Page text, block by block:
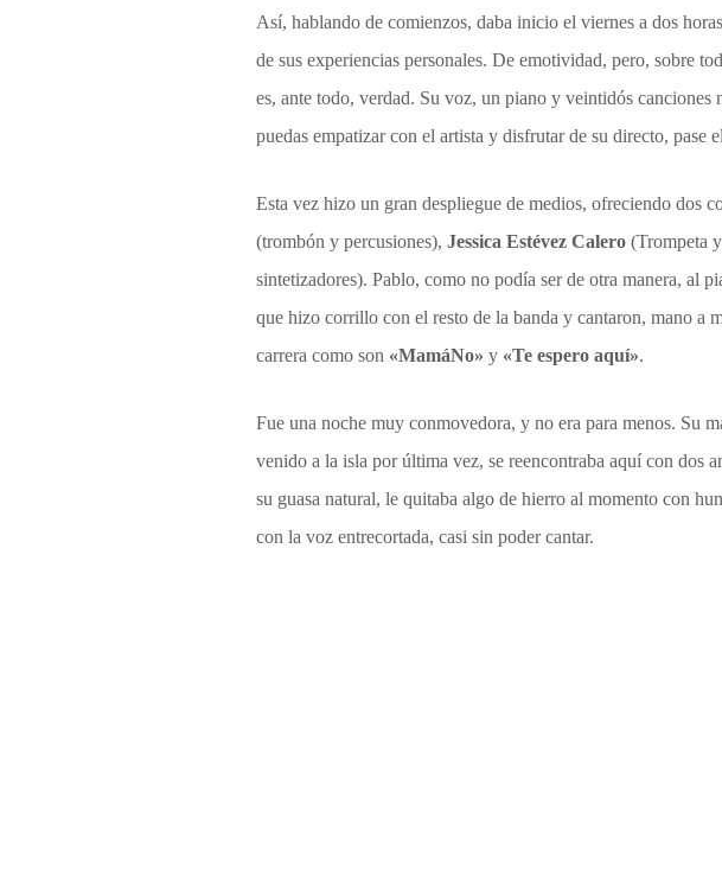
Así, hablando de comienzos, daba inicio el viernes a dos
de sus experiencias personales. De emotividad, pero, sobre
es, ante todo, verdad. Su voz, un piano y veintidós canciones
puedas empatizar con el artista y disfrutar de su directo, pase
Esta vez hizo un gran despliegue de medios, ofreciendo dos
(trombón y percusiones),Jessica Estévez Calero (Trompeta
sintetizadores). Pablo, como no podía ser de otra manera, al
que hizo corrillo con el resto de la banda y cantaron, mano a
carrera como son «MamáNo» y «Te espero aquí».
Fue una noche muy conmovedora, y no era para menos. Su
venido a la isla por última vez, se reencontraba aquí con dos
su guasa natural, le quitaba algo de hierro al momento con
con la voz entrecortada, casi sin poder cantar.